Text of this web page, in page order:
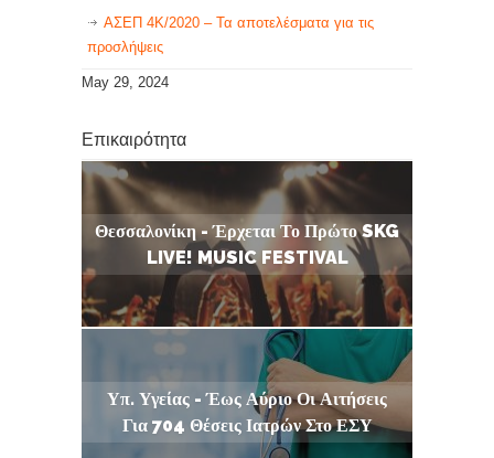
ΑΣΕΠ 4Κ/2020 – Τα αποτελέσματα για τις
προσλήψεις
May 29, 2024
Επικαιρότητα
Θεσσαλονίκη - Έρχεται Το Πρώτο SKG
LIVE! MUSIC FESTIVAL
Υπ. Υγείας - Έως Αύριο Οι Αιτήσεις
Για 704 Θέσεις Ιατρών Στο ΕΣΥ